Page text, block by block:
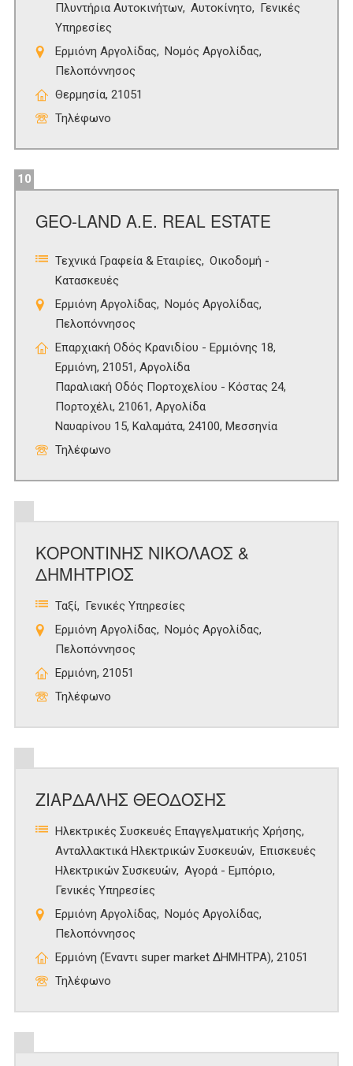
Πλυντήρια Αυτοκινήτων Αυτοκίνητο
Γενικές
Υπηρεσίες
Ερμιόνη Αργολίδας
Νομός Αργολίδας
Πελοπόννησος
Θερμησία, 21051
Τηλέφωνο
10
GEO-LAND A.E. REAL ESTATE
Τεχνικά Γραφεία & Εταιρίες
Οικοδομή -
Κατασκευές
Ερμιόνη Αργολίδας
Νομός Αργολίδας
Πελοπόννησος
Επαρχιακή Οδός Κρανιδίου - Ερμιόνης 18,
Ερμιόνη, 21051, Αργολίδα
Παραλιακή Οδός Πορτοχελίου - Κόστας 24,
Πορτοχέλι, 21061, Αργολίδα
Ναυαρίνου 15, Καλαμάτα, 24100, Μεσσηνία
Τηλέφωνο
ΚΟΡΟΝΤΙΝΗΣ ΝΙΚΟΛΑΟΣ &
ΔΗΜΗΤΡΙΟΣ
Ταξί
Γενικές Υπηρεσίες
Ερμιόνη Αργολίδας
Νομός Αργολίδας
Πελοπόννησος
Ερμιόνη, 21051
Τηλέφωνο
ΖΙΑΡΔΑΛΗΣ ΘΕΟΔΟΣΗΣ
Ηλεκτρικές Συσκευές Επαγγελματικής Χρήσης
Ανταλλακτικά Ηλεκτρικών Συσκευών
Επισκευές
Ηλεκτρικών Συσκευών Αγορά - Εμπόριο
Γενικές Υπηρεσίες
Ερμιόνη Αργολίδας
Νομός Αργολίδας
Πελοπόννησος
Ερμιόνη (Έναντι super market ΔΗΜΗΤΡΑ), 21051
Τηλέφωνο